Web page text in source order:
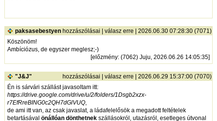
paksasebestyen hozzászólásai |válasz erre | 2026.06.30 07:28:30 (7071)
Köszönöm!
Ambíciózus, de egyszer meglesz;-)
[előzmény: (7062) Juju, 2026.06.26 14:05:35]
"J&J" hozzászólásai |válasz erre | 2026.06.29 15:37:00 (7070)
Én is sárvári szállást javasoltam itt:
https://drive.google.com/drive/u/2/folders/1Dsgb2xzx-
r7EfRreBING0c2QH7dGlVUQ
de ami itt van, az csak javaslat, a ládafelelősök a megadott feltételek
betartásávalönállóan dönthetnek szállásokról, utazásról, esetleges útvonal